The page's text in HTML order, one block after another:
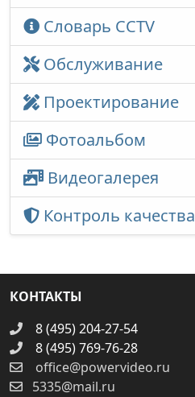
Словарь CCTV
Обслуживание
Проектирование
Фотоальбом
Видеогалерея
Контроль качества
КОНТАКТЫ
8 (495) 204-27-54
8 (495) 769-76-28
office@powervideo.ru
5335@mail.ru